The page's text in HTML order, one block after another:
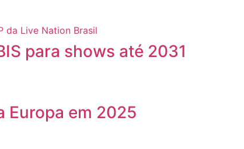
para shows até 2031
Europa em 2025